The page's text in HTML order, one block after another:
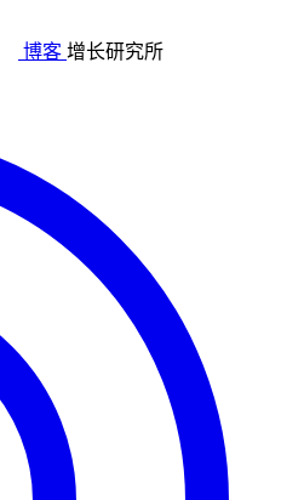
博客 增长研究所